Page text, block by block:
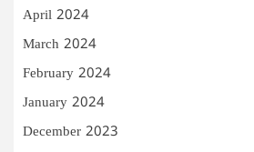
April 2024
March 2024
February 2024
January 2024
December 2023